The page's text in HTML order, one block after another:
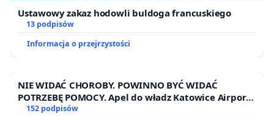
Ustawowy zakaz hodowli buldoga francuskiego
13 podpisów
Informacja o przejrzystości
NIE WIDAĆ CHOROBY. POWINNO BYĆ WIDAĆ
POTRZEBĘ POMOCY. Apel do władz Katowice Airport
o przystąpienie do programu HIDDEN DISABILITIES
152 podpisów